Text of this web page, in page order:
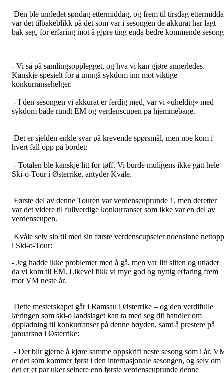
Den ble innledet søndag ettermiddag, og frem til tirsdag
var det tilbakeblikk på det som var i sesongen de akkurat har lagt
bak seg, for erfaring mot å gjøre ting enda bedre kommende
- Vi så på samlingsopplegget, og hva vi kan gjøre annerledes.
Kanskje spesielt for å unngå sykdom inn mot viktige
konkurransehelger.
- I den sesongen vi akkurat er ferdig med, var vi «uheldig» med
sykdom både rundt EM og verdenscupen på hjemmebane.
Det er sjelden enkle svar på krevende spørsmål, men noe kom i
hvert fall opp på bordet:
- Totalen ble kanskje litt for tøff. Vi burde muligens ikke gått hele
Ski-o-Tour i Østerrike, antyder Kvåle.
Første del av denne Touren var verdenscuprunde 1, men deretter
var det videre til fullverdige konkurranser som ikke var en del av
verdenscupen.
Kvåle selv slo til med sin første verdenscupseier noensinne nettopp
i Ski-o-Tour:
- Jeg hadde ikke problemer med å gå, men var litt sliten og utladet
da vi kom til EM. Likevel fikk vi mye god og nyttig erfaring frem
mot VM neste år.
Dette mesterskapet går i Ramsau i Østerrike – og den verdifulle
læringen som ski-o landslaget kan ta med seg dit handler om
oppladning til konkurranser på denne høyden, samt å prestere på
januarsnø i Østerrike:
- Det blir gjerne å kjøre samme oppskrift neste sesong som i år.
er det som kommer først i den internasjonale sesongen, og selv om
det er et par uker seinere enn første verdenscuprunde denne